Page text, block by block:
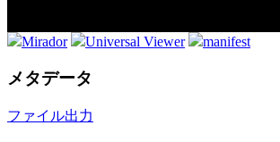
Mirador Universal Viewer manifest
メタデータ
ファイル出力